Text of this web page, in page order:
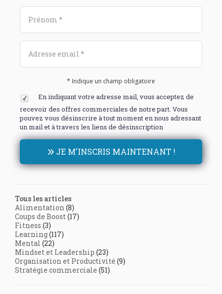
* Indique un champ obligatoire
En indiquant votre adresse mail, vous acceptez de
recevoir des offres commerciales de notre part. Vous
pouvez vous désinscrire à tout moment en nous adressant
un mail et à travers les liens de désinscription
JE M'INSCRIS MAINTENANT !
Tous les articles
Alimentation (8)
Coups de Boost (17)
Fitness (3)
Learning(117)
Mental (22)
Mindset et Leadership (23)
Organisation et Productivité (9)
Stratégie commerciale (51)